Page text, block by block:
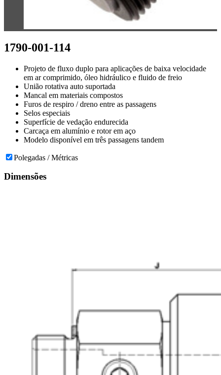
1790-001-114
Projeto de fluxo duplo para aplicações de baixa velocidade
em ar comprimido, óleo hidráulico e fluido de freio
União rotativa auto suportada
Mancal em materiais compostos
Furos de respiro / dreno entre as passagens
Selos especiais
Superfície de vedação endurecida
Carcaça em alumínio e rotor em aço
Modelo disponível em três passagens tandem
Polegadas / Métricas
Dimensões